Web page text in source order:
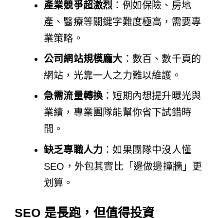
產業競爭超激烈 ：例如保險、房地
產、醫療等關鍵字難度極高，需要專
業策略。
公司網站規模龐大 ：數百、數千頁的
網站，光靠一人之力難以維護。
急需流量轉換 ：短期內想提升曝光與
業績，專業團隊能幫你省下試錯時
間。
缺乏專職人力 ：如果團隊中沒人懂
SEO，外包其實比「邊做邊撞牆」更
划算。
SEO 是長跑，但值得投資